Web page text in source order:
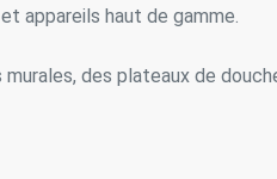
appareils haut de gamme.
des plateaux de